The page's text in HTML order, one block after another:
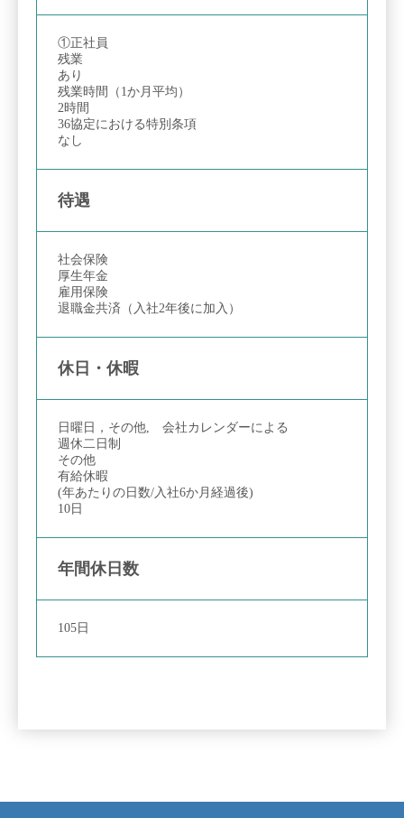
①正社員
残業
あり
残業時間（1か月平均）
2時間
36協定における特別条項
なし
待遇
社会保険
厚生年金
雇用保険
退職金共済（入社2年後に加入）
休日・休暇
日曜日，その他, 会社カレンダーによる
週休二日制
その他
有給休暇
(年あたりの日数/入社6か月経過後)
10日
年間休日数
105日